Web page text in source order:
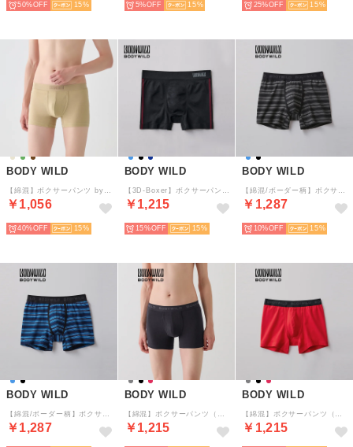
50% 15 5% 15 25% 15
BODY WILD
￥1,056
40% 15
BODY WILD
￥1,215
15% 15
BODY WILD
￥1,287
10% 15
BODY WILD
￥1,287
BODY WILD
￥1,215
BODY WILD
￥1,215